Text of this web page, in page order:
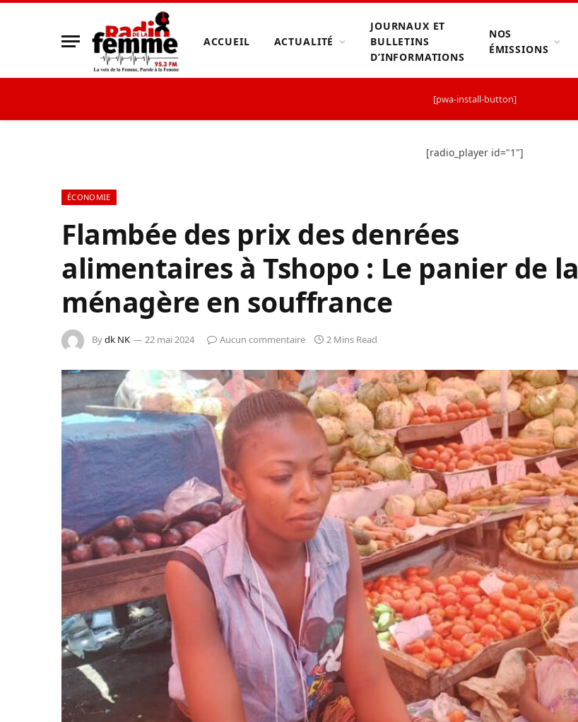
ACCUEIL ACTUALITÉ
JOURNAUX ET
BULLETINS
D’INFORMATIONS
NOS
ÉMISSIONS
[pwa-install-button]
[radio_player id="1"]
ÉCONOMIE
Flambée des prix des denrées
alimentaires à Tshopo : Le panier de la
ménagère en souffrance
Bydk NK 22 mai 2024 Aucun commentaire 2 Mins Read